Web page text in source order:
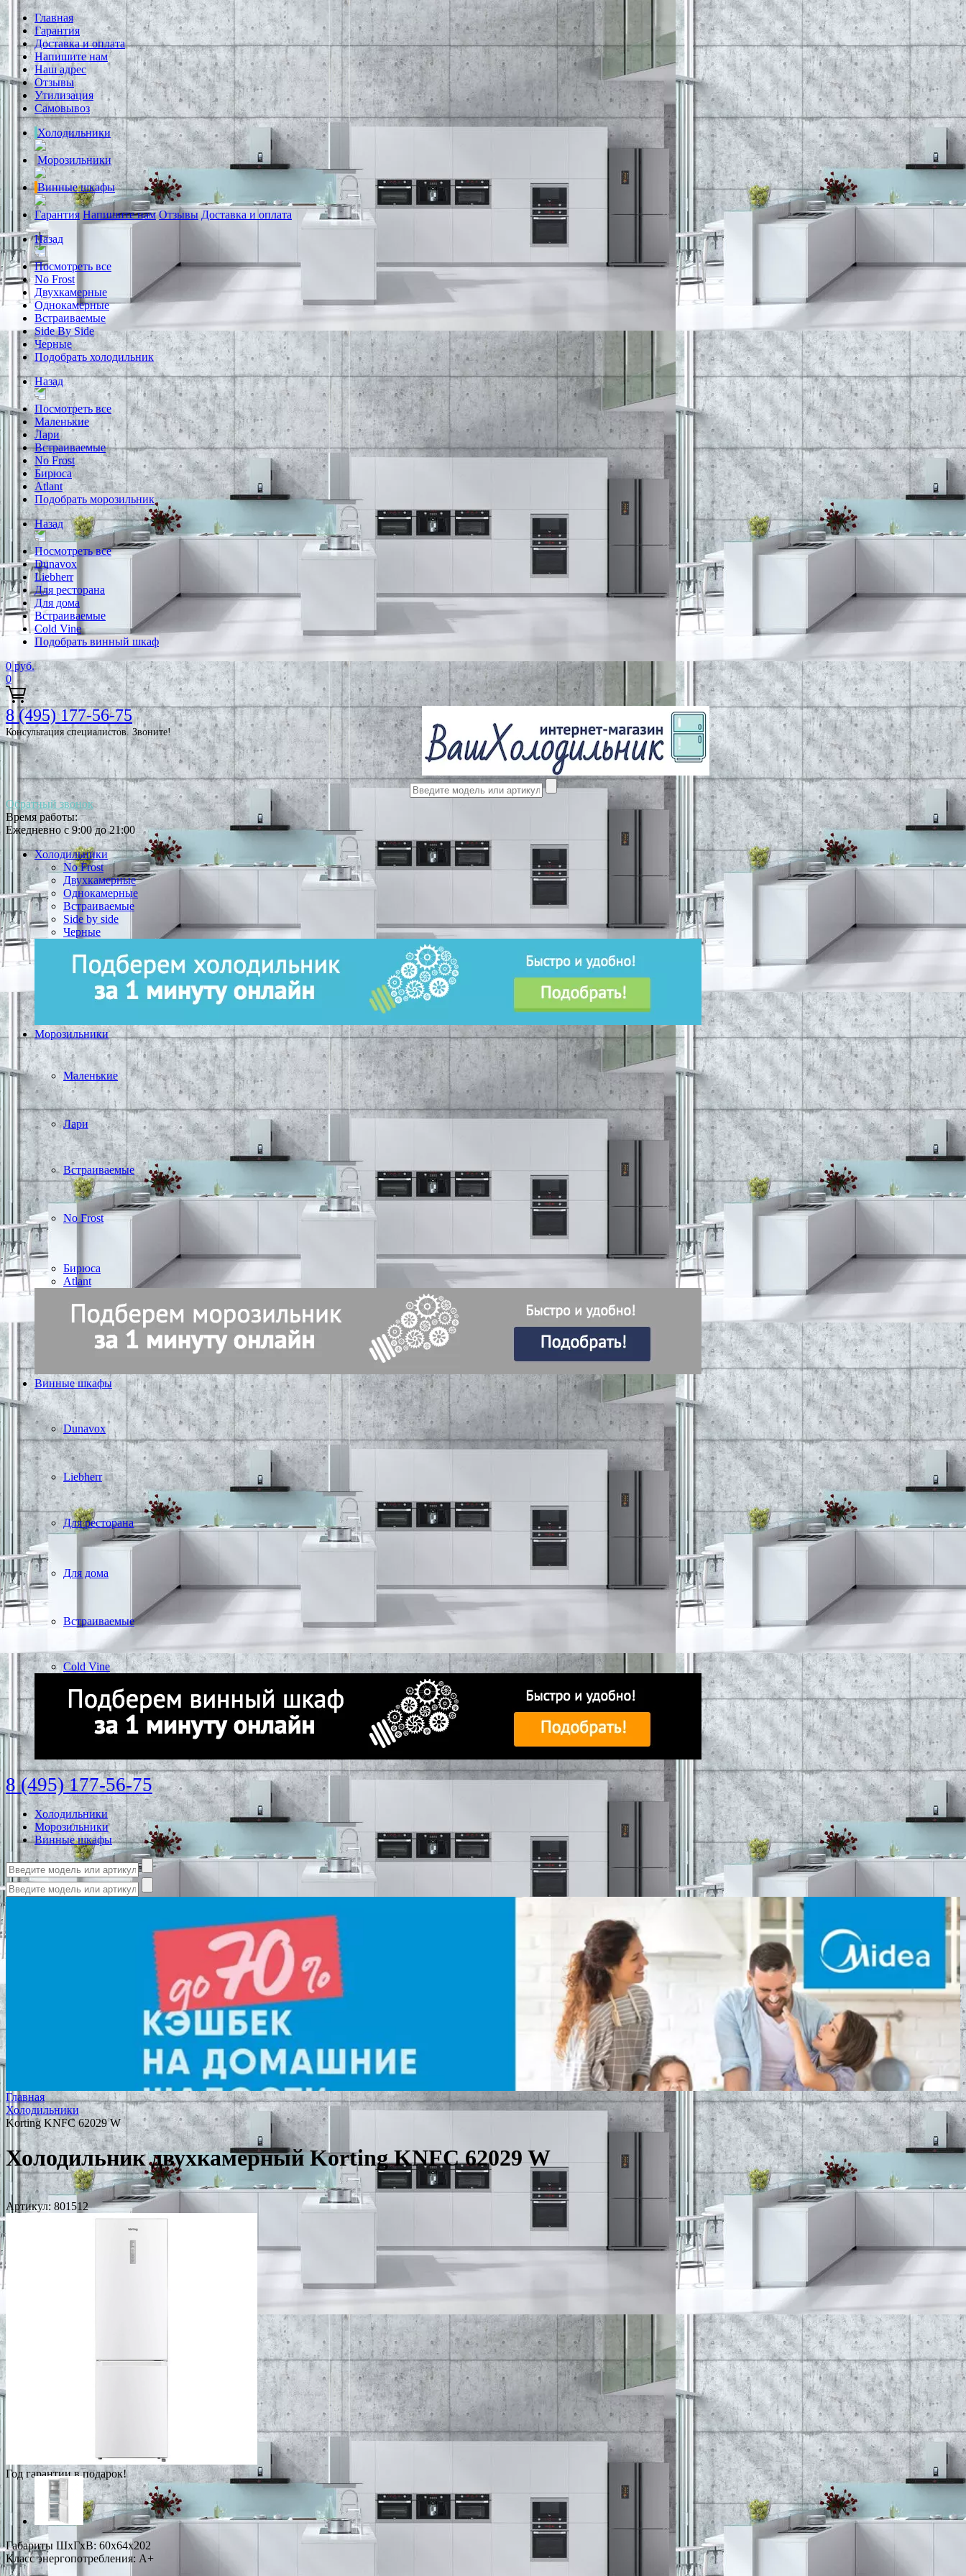
Главная
Гарантия
Доставка и оплата
Напишите нам
Наш адрес
Отзывы
Утилизация
Самовывоз
Холодильники
Морозильники
Винные шкафы
Гарантия Напишите нам Отзывы Доставка и оплата
Назад
Посмотреть все
No Frost
Двухкамерные
Однокамерные
Встраиваемые
Side By Side
Черные
Подобрать холодильник
Назад
Посмотреть все
Маленькие
Лари
Встраиваемые
No Frost
Бирюса
Atlant
Подобрать морозильник
Назад
Посмотреть все
Dunavox
Liebherr
Для ресторана
Для дома
Встраиваемые
Cold Vine
Подобрать винный шкаф
0 руб.
0
8 (495) 177-56-75
Консультация специалистов. Звоните!
Обратный звонок
Время работы:
Ежедневно с 9:00 до 21:00
Холодильники
No Frost
Двухкамерные
Однокамерные
Встраиваемые
Side by side
Черные
Морозильники
Маленькие
Лари
Встраиваемые
No Frost
Бирюса
Atlant
Винные шкафы
Dunavox
Liebherr
Для ресторана
Для дома
Встраиваемые
Cold Vine
8 (495) 177-56-75
Холодильники
Морозильники
Винные шкафы
Главная
Холодильники
Korting KNFC 62029 W
Холодильник двухкамерный Korting KNFC 62029 W
Артикул: 801512
Год гарантии в подарок!
Габариты ШxГxВ: 60x64x202
Класс энергопотребления: A+